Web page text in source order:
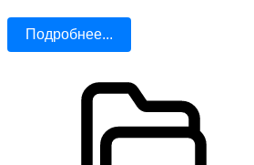
Подробнее...